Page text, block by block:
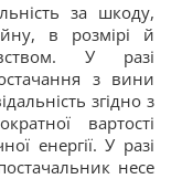
за шкоду,
в розмірі й
У разі
з вини
згідно з
вартості
енергії. У разі
несе